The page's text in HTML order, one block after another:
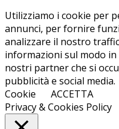
Utilizziamo i cookie per
annunci, per fornire
analizzare il nostro
informazioni sul modo
nostri partner che si
pubblicità e social media.
Cookie
ACCETTA
Privacy & Cookies Policy